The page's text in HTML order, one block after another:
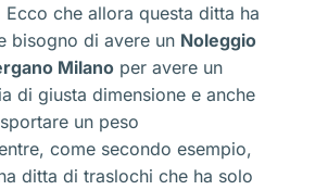
Ecco che allora questa ditta ha
bisogno di avere un Noleggio
Milano per avere un
di giusta dimensione e anche
un peso
come secondo esempio,
ditta di traslochi che ha solo